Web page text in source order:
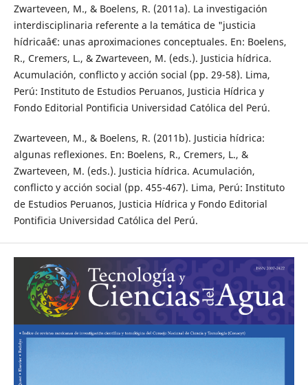
Zwarteveen, M., & Boelens, R. (2011a). La investigación
interdisciplinaria referente a la temática de "justicia
hídricaâ€: unas aproximaciones conceptuales. En: Boelens,
R., Cremers, L., & Zwarteveen, M. (eds.). Justicia hídrica.
Acumulación, conflicto y acción social (pp. 29-58). Lima,
Perú: Instituto de Estudios Peruanos, Justicia Hídrica y
Fondo Editorial Pontificia Universidad Católica del Perú.
Zwarteveen, M., & Boelens, R. (2011b). Justicia hídrica:
algunas reflexiones. En: Boelens, R., Cremers, L., &
Zwarteveen, M. (eds.). Justicia hídrica. Acumulación,
conflicto y acción social (pp. 455-467). Lima, Perú: Instituto
de Estudios Peruanos, Justicia Hídrica y Fondo Editorial
Pontificia Universidad Católica del Perú.